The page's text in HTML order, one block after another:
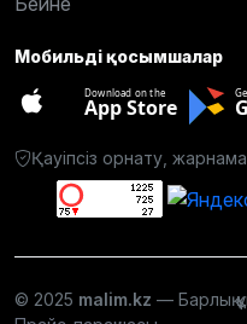
Мобильді қосымшалар
Download on the
App Store
Қауіпсіз орнату,
© 2025 malim.kz — Барлық